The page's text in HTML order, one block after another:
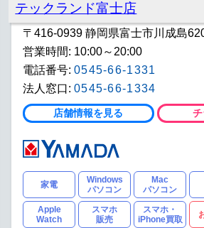
テックランド富士店
〒416-0939 静岡県富士市川成島
営業時間: 10:00～20:00
電話番号: 0545-66-1331
法人窓口: 0545-66-1334
店舗情報を見る
家電
Windows
パソコン
Mac
パソコン
Apple
Watch
スマホ
販売
スマホ・
iPhone買取